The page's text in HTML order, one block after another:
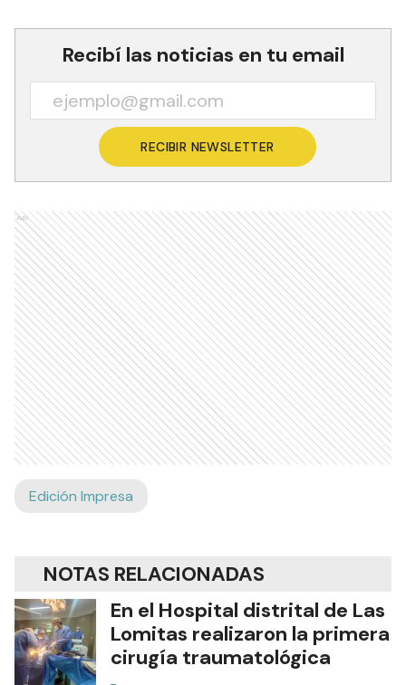
Recibí las noticias en tu email
RECIBIR NEWSLETTER
Ads
Edición Impresa
NOTAS RELACIONADAS
En el Hospital distrital de Las
Lomitas realizaron la primera
cirugía traumatológica